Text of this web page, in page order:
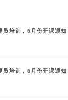
员培训，6月份开课通知
员培训，6月份开课通知